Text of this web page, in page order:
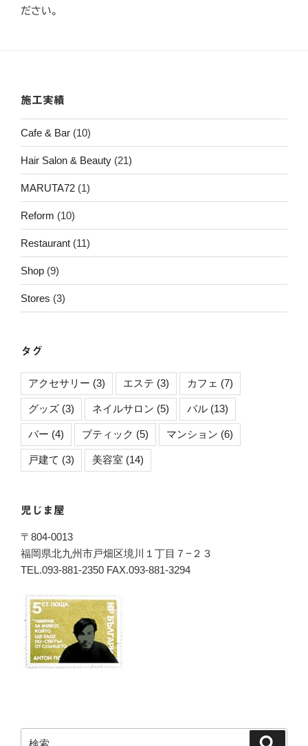
ださい。
施工実績
Cafe & Bar (10)
Hair Salon & Beauty (21)
MARUTA72 (1)
Reform (10)
Restaurant (11)
Shop (9)
Stores (3)
タグ
アクセサリー (3) エステ (3) カフェ (7)
グッズ (3) ネイルサロン (5) バル (13)
バー (4) ブティック (5) マンション (6)
戸建て (3) 美容室 (14)
児じま屋
〒804-0013
福岡県北九州市戸畑区境川１丁目７−２３
TEL.093-881-2350 FAX.093-881-3294